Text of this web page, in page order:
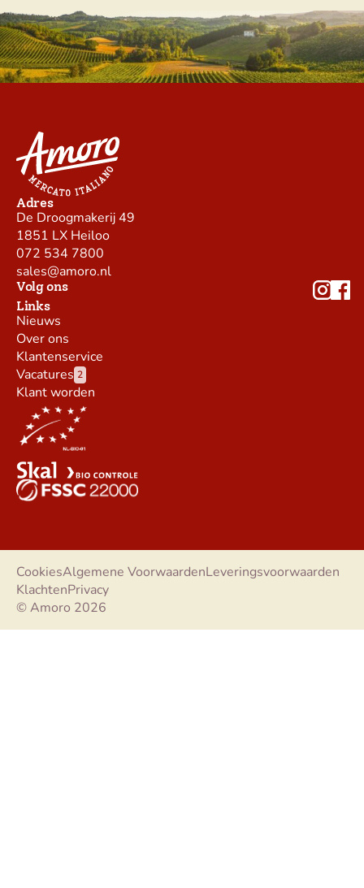
Adres
De Droogmakerij 49
1851 LX Heiloo
072 534 7800
sales@amoro.nl
Volg ons
Links
Nieuws
Over ons
Klantenservice
Vacatures 2
Klant worden
© Amoro 2026
CookiesAlgemene VoorwaardenLeveringsvoorwaarden
KlachtenPrivacy